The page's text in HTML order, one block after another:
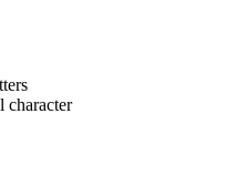
character